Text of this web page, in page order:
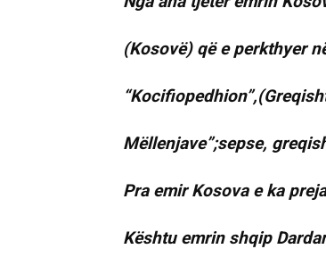
(Kosovë) që e perkthyer
Mëllenjave”;sepse,
Pra emir Kosova e ka
Kështu emrin shqip